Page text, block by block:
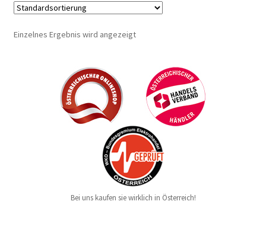
Einzelnes Ergebnis wird angezeigt
Bei uns kaufen sie wirklich in Österreich!